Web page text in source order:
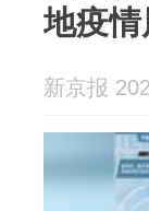
地疫
新京报